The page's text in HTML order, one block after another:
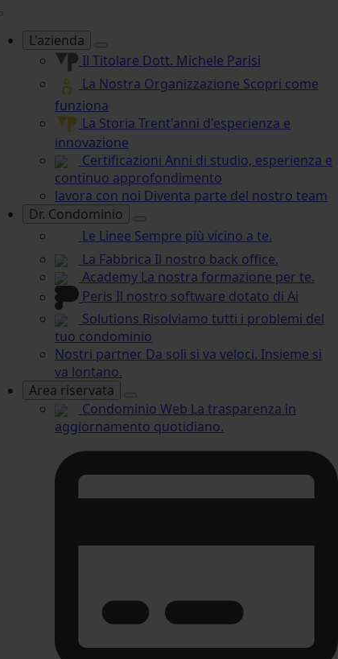
L'azienda
Il Titolare Dott. Michele Parisi
La Nostra Organizzazione Scopri come
funziona
La Storia Trent'anni d'esperienza e
innovazione
Certificazioni Anni di studio, esperienza e
continuo approfondimento
lavora con noi Diventa parte del nostro team
Dr. Condominio
Le Linee Sempre più vicino a te.
La Fabbrica Il nostro back office.
Academy La nostra formazione per te.
Peris Il nostro software dotato di Ai
Solutions Risolviamo tutti i problemi del
tuo condominio
Nostri partner Da soli si va veloci. Insieme si
va lontano.
Area riservata
Condominio Web La trasparenza in
aggiornamento quotidiano.